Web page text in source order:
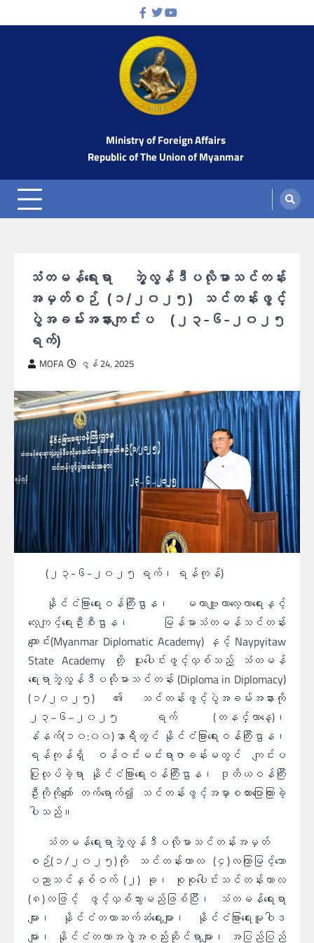
to
Facebook
TwitterYoutube
Ministry of Foreign Affairs
Republic of The Union of Myanmar
သံတမန်ရေးရာ ဘွဲ့လွန်ဒီပလိုမာသင်တန်း
အမှတ်စဉ် (၁/၂၀၂၅) သင်တန်းဖွင့်
ပွဲအခမ်းအနားကျင်းပ (၂၃-၆-၂၀၂၅
ရက်)
MOFA ဇွန် 24, 2025
(၂၃-၆-၂၀၂၅ ရက်၊ ရန်ကုန်)
နိုင်ငံခြားရေးဝန်ကြီးဌာန၊ မဟာဗျူဟာလေ့လာရေးနှင့်
လေ့ကျင့်ရေးဦးစီးဌာန၊ မြန်မာသံတမန်သင်တန်း
ကျောင်း(Myanmar Diplomatic Academy) နှင့် Naypyitaw
State Academy တို့ ပူးပေါင်းဖွင့်လှစ်သည့် သံတမန်
ရေးရာဘွဲ့လွန်ဒီပလိုမာသင်တန်း (Diploma in Diplomacy)
(၁/၂၀၂၅) ၏ သင်တန်းဖွင့်ပွဲအခမ်းအနားကို
၂၃−၆−၂၀၂၅ ရက် (တနင်္လာနေ့)၊
နံနက်(၁၀:၀၀)နာရီတွင် နိုင်ငံခြားရေးဝန်ကြီးဌာန၊
ရန်ကုန်ရှိ ဝန်ဇင်းမင်းရာဇာခန်းမတွင် ကျင်းပ
ပြုလုပ်ခဲ့ရာ နိုင်ငံခြားရေးဝန်ကြီးဌာန၊ ဒုတိယဝန်ကြီး
ဦးကိုကိုကျော် တက်ရောက်၍ သင်တန်းဖွင့်အမှာစကားပြောကြားခဲ့
ပါသည်။
သံတမန်ရေးရာဘွဲ့လွန်ဒီပလိုမာသင်တန်းအမှတ်
စဉ်(၁/၂၀၂၅)ကို သင်တန်းကာလ (၄)လကြာမြင့်သော
ပညာသင်နှစ်ဝက် (၂) ခု၊ စုစုပေါင်းသင်တန်းကာလ
(၈)လဖြင့် ဖွင့်လှစ်သွားမည်ဖြစ်ပြီး၊ သံတမန်ရေးရာ
များ၊ နိုင်ငံတကာဆက်ဆံရေးများ၊ နိုင်ငံခြားရေးမူဝါဒ
များ၊ နိုင်ငံတကာအဖွဲ့အစည်းဆိုင်ရာများ၊ အပြည်ပြည်